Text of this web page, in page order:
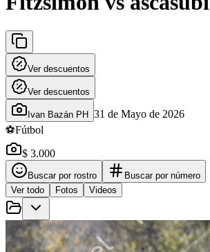
Ver descuentos
Ver descuentos
Ivan Bazán PH 31 de Mayo de 2026
⚽Fútbol
$ 3.000
Buscar por rostro
Buscar por número
Ver todo
Fotos Videos